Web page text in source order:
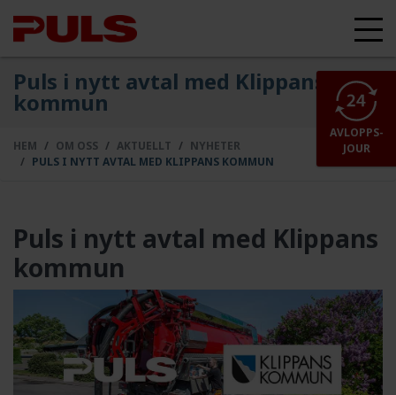
Puls i nytt avtal med Klippans
kommun
HEM OM OSS AKTUELLT
NYHETER
PULS I NYTT AVTAL MED KLIPPANS KOMMUN
Puls i nytt avtal med Klippans
kommun
AVLOPPS-
JOUR